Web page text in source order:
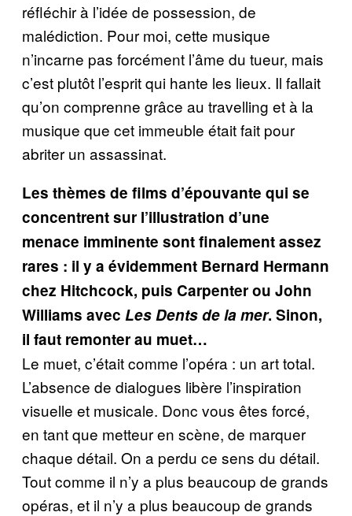
réfléchir à l’idée de possession, de
malédiction. Pour moi, cette musique
n’incarne pas forcément l’âme du tueur, mais
c’est plutôt l’esprit qui hante les lieux. Il fallait
qu’on comprenne grâce au travelling et à la
musique que cet immeuble était fait pour
abriter un assassinat.
Les thèmes de films d’épouvante qui se
concentrent sur l’illustration d’une
menace imminente sont finalement assez
rares : il y a évidemment Bernard Hermann
chez Hitchcock, puis Carpenter ou John
Williams avec Les Dents de la mer. Sinon,
il faut remonter au muet…
Le muet, c’était comme l’opéra : un art total.
L’absence de dialogues libère l’inspiration
visuelle et musicale. Donc vous êtes forcé,
en tant que metteur en scène, de marquer
chaque détail. On a perdu ce sens du détail.
Tout comme il n’y a plus beaucoup de grands
opéras, et il n’y a plus beaucoup de grands